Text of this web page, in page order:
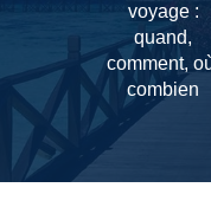
voyage :
quand,
comment,
combien